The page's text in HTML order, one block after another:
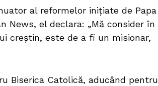
al reformelor inițiate de Papa
News, el declara: „Mă consider în
creștin, este de a fi un misionar,
Biserica Catolică, aducând pentru